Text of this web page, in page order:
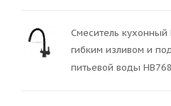
Смеситель кухонный
гибким изливом и
питьевой воды